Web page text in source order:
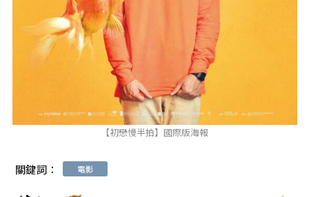
【初戀慢半拍】國際版海報
關鍵詞： 電影